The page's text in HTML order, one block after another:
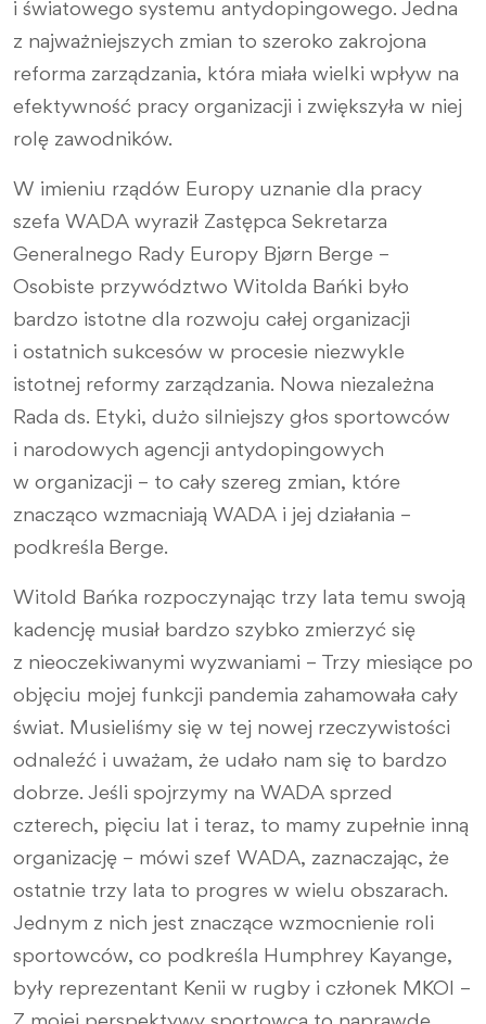
i światowego systemu antydopingowego. Jedna
z najważniejszych zmian to szeroko zakrojona
reforma zarządzania, która miała wielki wpływ na
efektywność pracy organizacji i zwiększyła w niej
rolę zawodników.
W imieniu rządów Europy uznanie dla pracy
szefa WADA wyraził Zastępca Sekretarza
Generalnego Rady Europy Bjørn Berge –
Osobiste przywództwo Witolda Bańki było
bardzo istotne dla rozwoju całej organizacji
i ostatnich sukcesów w procesie niezwykle
istotnej reformy zarządzania. Nowa niezależna
Rada ds. Etyki, dużo silniejszy głos sportowców
i narodowych agencji antydopingowych
w organizacji – to cały szereg zmian, które
znacząco wzmacniają WADA i jej działania –
podkreśla Berge.
Witold Bańka rozpoczynając trzy lata temu swoją
kadencję musiał bardzo szybko zmierzyć się
z nieoczekiwanymi wyzwaniami – Trzy miesiące po
objęciu mojej funkcji pandemia zahamowała cały
świat. Musieliśmy się w tej nowej rzeczywistości
odnaleźć i uważam, że udało nam się to bardzo
dobrze. Jeśli spojrzymy na WADA sprzed
czterech, pięciu lat i teraz, to mamy zupełnie inną
organizację – mówi szef WADA, zaznaczając, że
ostatnie trzy lata to progres w wielu obszarach.
Jednym z nich jest znaczące wzmocnienie roli
sportowców, co podkreśla Humphrey Kayange,
były reprezentant Kenii w rugby i członek MKOl –